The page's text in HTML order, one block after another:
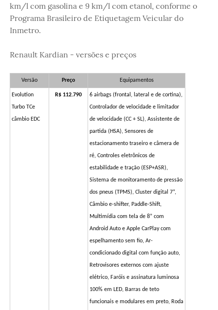
km/l com gasolina e 9 km/l com etanol, conforme o
Programa Brasileiro de Etiquetagem Veicular do
Inmetro.
Renault Kardian - versões e preços
Versão Preço Equipamentos
Evolution
Turbo TCe
câmbio EDC
R$ 112.790 6 airbags (frontal, lateral e de cortina),
Controlador de velocidade e limitador
de velocidade (CC + SL), Assistente de
partida (HSA), Sensores de
estacionamento traseiro e câmera de
ré, Controles eletrônicos de
estabilidade e tração (ESP+ASR),
Sistema de monitoramento de pressão
dos pneus (TPMS), Cluster digital 7”,
Câmbio e-shifter, Paddle-Shift,
Multimídia com tela de 8” com
Android Auto e Apple CarPlay com
espelhamento sem fio, Ar-
condicionado digital com função auto,
Retrovisores externos com ajuste
elétrico, Faróis e assinatura luminosa
100% em LED, Barras de teto
funcionais e modulares em preto, Roda